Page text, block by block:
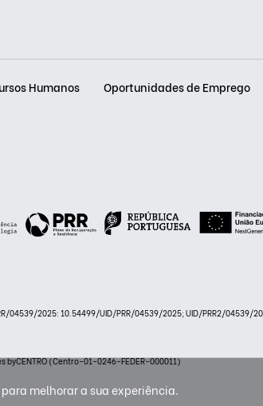
Humanos Oportunidades de Emprego
04539/2025: 10.54499/UID/PRR/04539/2025; UID/PRR2/
(Centro-01-0246-FEDER-000011)
melhorar a sua experiência.